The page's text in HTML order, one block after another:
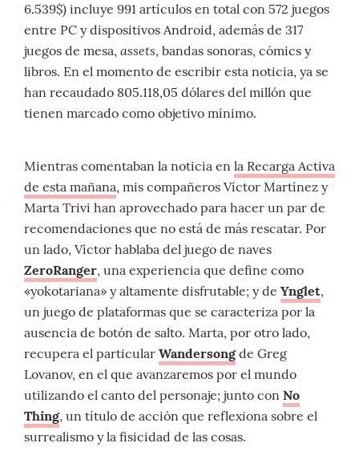
6.539$) incluye 991 artículos en total con 572 juegos
entre PC y dispositivos Android, además de 317
juegos de mesa, assets, bandas sonoras, cómics y
libros. En el momento de escribir esta noticia, ya se
han recaudado 805.118,05 dólares del millón que
tienen marcado como objetivo mínimo.
Mientras comentaban la noticia en la Recarga Activa
de esta mañana, mis compañeros Víctor Martínez y
Marta Trivi han aprovechado para hacer un par de
recomendaciones que no está de más rescatar. Por
un lado, Víctor hablaba del juego de naves
ZeroRanger, una experiencia que define como
«yokotariana» y altamente disfrutable; y de Ynglet,
un juego de plataformas que se caracteriza por la
ausencia de botón de salto. Marta, por otro lado,
recupera el particular Wandersongde Greg
Lovanov, en el que avanzaremos por el mundo
utilizando el canto del personaje; junto con No
Thing, un título de acción que reflexiona sobre el
surrealismo y la fisicidad de las cosas.